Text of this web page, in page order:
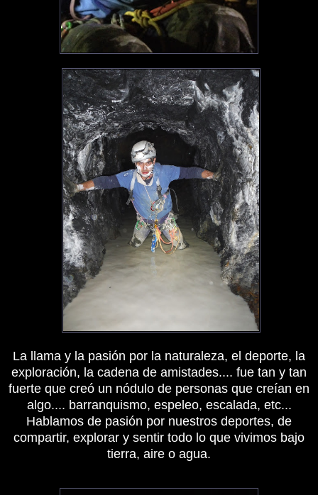
La llama y la pasión por la naturaleza, el deporte, la
exploración, la cadena de amistades.... fue tan y tan
fuerte que creó un nódulo de personas que creían en
algo.... barranquismo, espeleo, escalada, etc...
Hablamos de pasión por nuestros deportes, de
compartir, explorar y sentir todo lo que vivimos bajo
tierra, aire o agua.